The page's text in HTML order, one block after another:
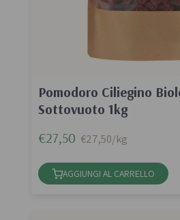
Pomodoro Ciliegino
Sottovuoto 1kg
€27,50 €27,50/kg
AGGIUNGI AL CARRELLO